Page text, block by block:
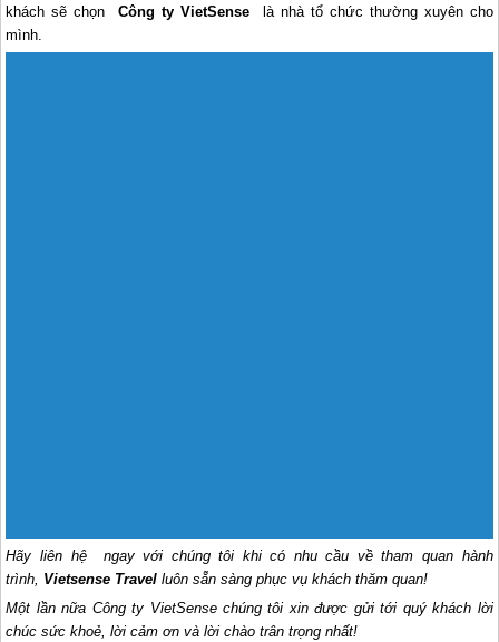
khách sẽ chọn Công ty VietSense
là nhà tổ chức thường xuyên cho
mình.
Hãy liên hệ ngay với chúng tôi khi có nhu cầu về tham quan hành
trình, Vietsense Travel luôn sẵn sàng phục vụ khách thăm quan!
Một lần nữa Công ty VietSense chúng tôi xin được gửi tới quý khách lời
chúc sức khoẻ, lời cảm ơn và lời chào trân trọng nhất!